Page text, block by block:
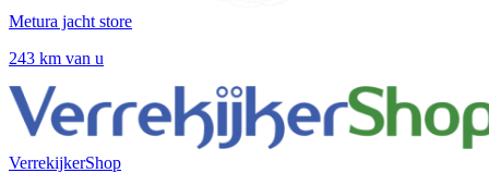
Metura jacht store
243 km van u
VerrekijkerShop